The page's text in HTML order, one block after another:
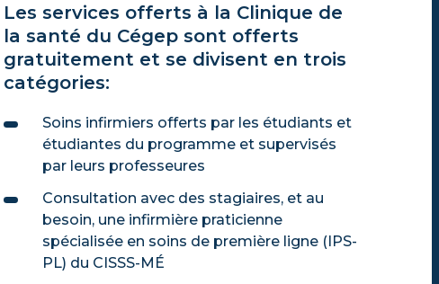
Les services offerts à la Clinique de
la santé du Cégep sont offerts
gratuitement et se divisent en trois
catégories:
Soins infirmiers offerts par les étudiants et
étudiantes du programme et supervisés
par leurs professeures
Consultation avec des stagiaires, et au
besoin, une infirmière praticienne
spécialisée en soins de première ligne (IPS-
PL) du CISSS-MÉ